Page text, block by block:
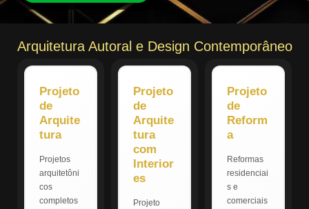
Arquitetura Autoral e Design Contemporâneo
Projeto
de
Arquite
tura
Projetos
arquitetôni
cos
completos
Projeto
de
Arquite
tura
com
Interior
es
Projeto
Projeto
de
Reform
a
Reformas
residenciai
s e
comerciais